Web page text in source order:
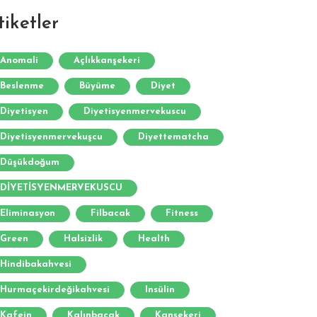
Anomali Açlıkkanşekeri
Beslenme Büyüme Diyet
Diyetisyen Diyetisyenmervekuscu
Diyetisyenmervekuşcu Diyettematcha
Düşükdoğum
DİYETİSYENMERVEKUSCU
Eliminasyon Filbacak Fitness
Green Halsizlik Health
Hindibakahvesi
Hurmaçekirdeğikahvesi Insülin